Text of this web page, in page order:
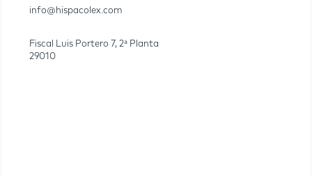
info@hispacolex.com
Fiscal Luis Portero 7, 2ª Planta
29010